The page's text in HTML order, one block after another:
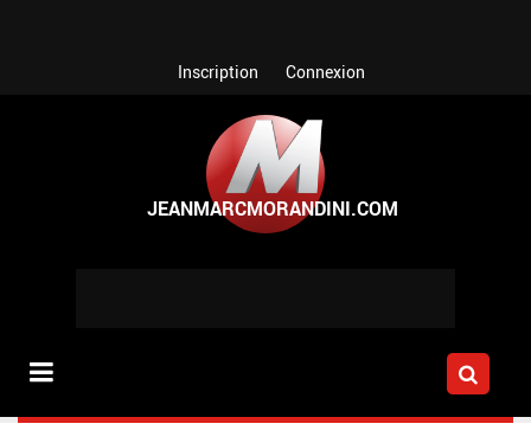
Inscription Connexion